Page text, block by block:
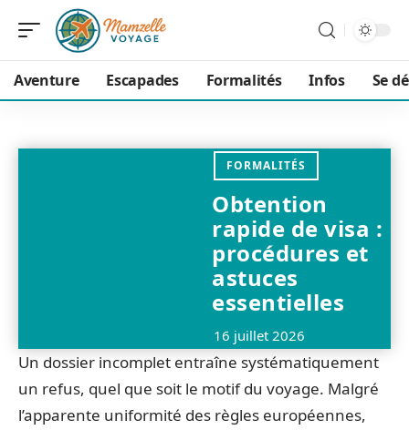
Aventure Escapades Formalités Infos Se
FORMALITÉS
Obtention
rapide de visa :
procédures et
astuces
essentielles
16 juillet 2026
Un dossier incomplet entraîne systématiquement
un refus, quel que soit le motif du voyage. Malgré
l’apparente uniformité des règles européennes,